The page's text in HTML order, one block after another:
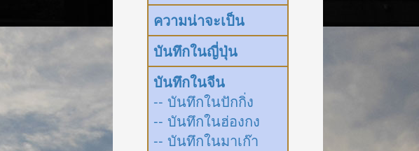
ความน่าจะเป็น
บันทึกในญี่ปุ่น
บันทึกในจีน
-- บันทึกในปักกิ่ง
-- บันทึกในฮ่องกง
-- บันทึกในมาเก๊า